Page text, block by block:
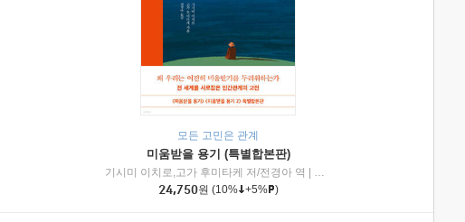
| 제이브리즈북스
모든 고민은 관계
미움받을 용기 (특별합본판)
기시미 이치로,고가 후미타케 저/전경아 역
인플루엔셜
24,750원 (10% +5% )